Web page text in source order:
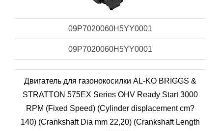
09P7020060H5YY0001
09P7020060H5YY0001
Двигатель для газонокосилки AL-KO BRIGGS &
STRATTON 575EX Series OHV Ready Start 3000
RPM (Fixed Speed) (Cylinder displacement cm?
140) (Crankshaft Dia mm 22,20) (Crankshaft Length